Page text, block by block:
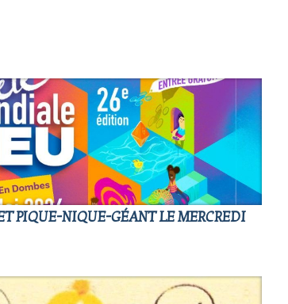
PIQUE-NIQUE-GÉANT LE MERCREDI